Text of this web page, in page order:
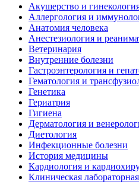
Акушерство и
Аллергология и
Анатомия человека
Анестезиология и
Ветеринария
Внутренние болезни
Гастроэнтерология и
Гематология и
Генетика
Гериатрия
Гигиена
Дерматология и
Диетология
Инфекционные болезни
История медицины
Кардиология и
Клиническая